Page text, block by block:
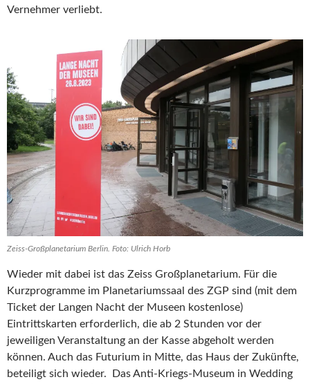
Vernehmer verliebt.
Zeiss-Großplanetarium Berlin. Foto: Ulrich Horb
Wieder mit dabei ist das Zeiss Großplanetarium. Für die
Kurzprogramme im Planetariumssaal des ZGP sind (mit dem
Ticket der Langen Nacht der Museen kostenlose)
Eintrittskarten erforderlich, die ab 2 Stunden vor der
jeweiligen Veranstaltung an der Kasse abgeholt werden
können. Auch das Futurium in Mitte, das Haus der Zukünfte,
beteiligt sich wieder. Das Anti-Kriegs-Museum in Wedding